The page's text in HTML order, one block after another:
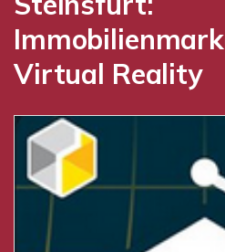
Virtual Reality